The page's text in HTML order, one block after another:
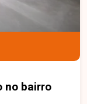
a realizar
no bairro